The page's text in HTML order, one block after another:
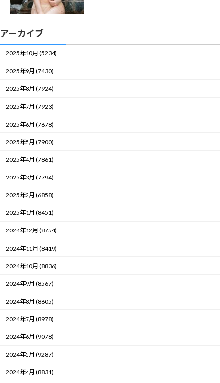
アーカイブ
2025年10月 (5234)
2025年9月 (7430)
2025年8月 (7924)
2025年7月 (7923)
2025年6月 (7678)
2025年5月 (7900)
2025年4月 (7861)
2025年3月 (7794)
2025年2月 (6858)
2025年1月 (8451)
2024年12月 (8754)
2024年11月 (8419)
2024年10月 (8836)
2024年9月 (8567)
2024年8月 (8605)
2024年7月 (8978)
2024年6月 (9078)
2024年5月 (9287)
2024年4月 (8831)